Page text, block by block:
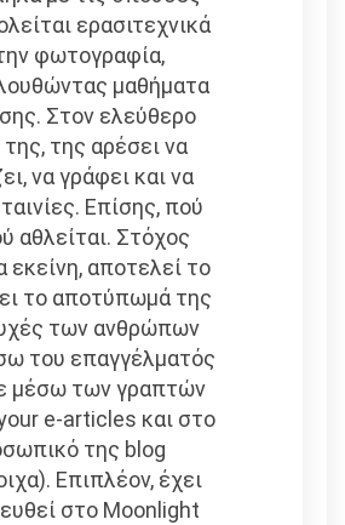
ερασιτεχνικά
φωτογραφία,
μαθήματα
Στον ελεύθερο
της αρέσει να
να γράφει και να
Επίσης, πού
αθλείται. Στόχος
εκείνη, αποτελεί το
το αποτύπωμά της
των ανθρώπων
του επαγγέλματός
μέσω των γραπτών
e-articles και στο
της blog
Επιπλέον, έχει
στο Moonlight